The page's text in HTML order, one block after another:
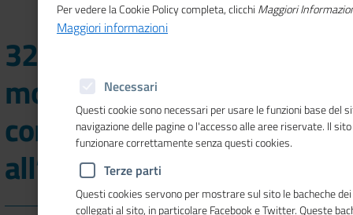
32ma Convention
mondiale delle Camere di
commercio Italiane
all’estero
Per vedere la Cookie Policy completa, clicchi Maggiori
Maggiori informazioni
Necessari
Questi cookie sono necessari per usare le funzioni base del
navigazione delle pagine o l'accesso alle aree riservate. Il
funzionare correttamente senza questi cookies.
Terze parti
Questi cookies servono per mostrare sul sito le bacheche
collegati al sito, in particolare Facebook e Twitter. Queste